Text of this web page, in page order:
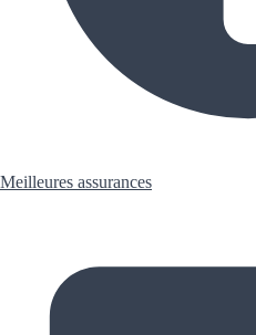
Meilleures assurances